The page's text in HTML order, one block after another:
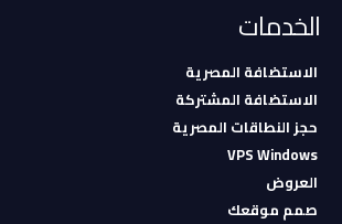
الخدمات
الاستضافة المصرية
الاستضافة المشتركة
حجز النطاقات المصرية
VPS Windows
العروض
صمم موقعك